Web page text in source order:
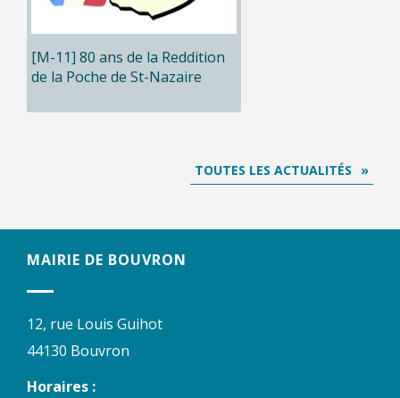
[M-11] 80 ans de la Reddition
de la Poche de St-Nazaire
TOUTES LES ACTUALITÉS
MAIRIE DE BOUVRON
12, rue Louis Guihot
44130 Bouvron
Horaires :